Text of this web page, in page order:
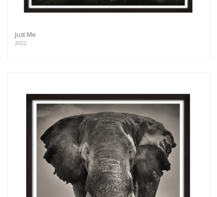
Just Me
2022